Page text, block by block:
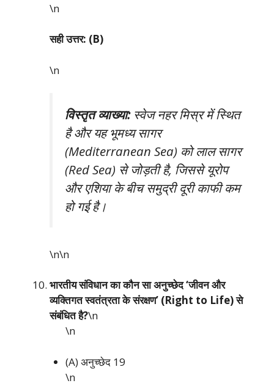
\n
सही उत्तर: (B)
\n
विस्तृत व्याख्या:स्वेज नहर मिस्र में स्थित
है और यह भूमध्य सागर
(Mediterranean Sea) को लाल सागर
(Red Sea) से जोड़ती है, जिससे यूरोप
और एशिया के बीच समुद्री दूरी काफी कम
हो गई है।
\n\n
भारतीय संविधान का कौन सा अनुच्छेद ‘जीवन और
व्यक्तिगत स्वतंत्रता के संरक्षण’ (Right to Life) से
संबंधित है?\n
\n
(A) अनुच्छेद 19
\n